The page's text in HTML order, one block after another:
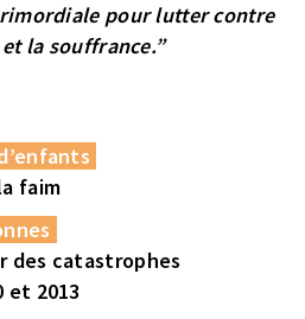
pour lutter contre
la souffrance.”
faim
des catastrophes
et 2013